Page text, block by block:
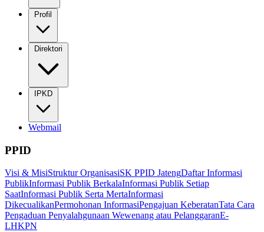
Profil
Direktori
IPKD
Webmail
PPID
Visi & MisiStruktur OrganisasiSK PPID JatengDaftar Informasi
PublikInformasi Publik BerkalaInformasi Publik Setiap
SaatInformasi Publik Serta MertaInformasi
DikecualikanPermohonan InformasiPengajuan KeberatanTata Cara
Pengaduan Penyalahgunaan Wewenang atau PelanggaranE-
LHKPN